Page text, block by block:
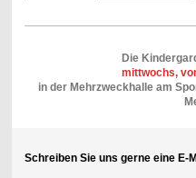
Die
mittwochs,
in der Mehrzweckhalle am
Schreiben Sie uns gerne eine E-